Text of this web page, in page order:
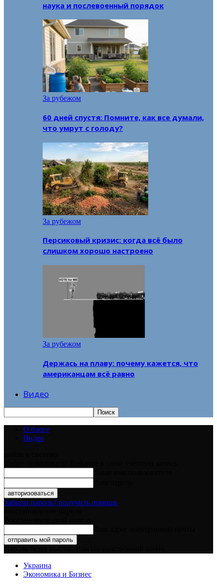
наука и послевоенный порядок
За рубежом
60 дней спустя: Помните, как все думали,
что умрут с голоду?
За рубежом
Персиковый кризис: когда всё было
слишком хорошо настроено
За рубежом
Держась на плаву: почему кажется, что
американцам всё равно
Видео
О блоге
Видео
Забыли пароль? получить помощь
Украина
Экономика и Бизнес